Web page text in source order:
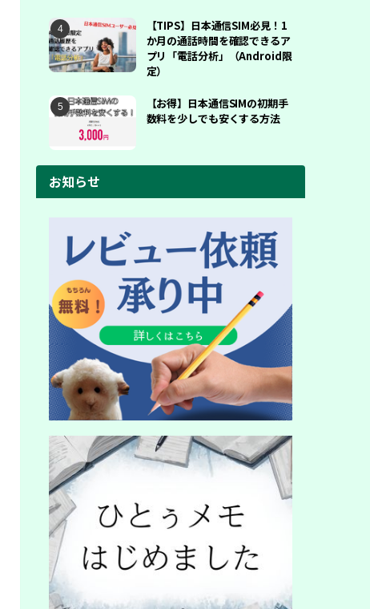
【TIPS】日本通信SIM必見！1
か月の通話時間を確認できるア
プリ「電話分析」（Android限
定）
【お得】日本通信SIMの初期手
数料を少しでも安くする方法
お知らせ